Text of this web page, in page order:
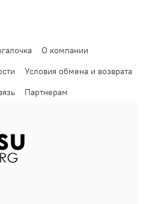
О компании
Условия обмена и возврата
Партнерам